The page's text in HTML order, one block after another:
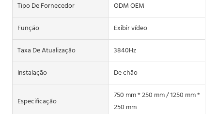
Tipo De Fornecedor
ODM OEM
Função
Exibir vídeo
Taxa De Atualização
3840Hz
Instalação
De chão
Especificação
750 mm * 250 mm / 1250 mm *
250 mm